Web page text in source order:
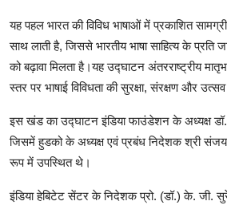
यह पहल भारत की विविध भाषाओं में प्रकाशित सामग्री
साथ लाती है,जिससे भारतीय भाषा साहित्य के प्रति
को बढ़ावा मिलता है।यह उद्घाटन अंतरराष्ट्रीय
स्तर पर भाषाई विविधता की सुरक्षा,संरक्षण और उत्सव
इस खंड का उद्घाटन इंडिया फाउंडेशन के अध्यक्ष डॉ
जिसमें हुडको के अध्यक्ष एवं प्रबंध निदेशक श्री संजय
रूप में उपस्थित थे।
इंडिया हेबिटेट सेंटर के निदेशक प्रो. (डॉ.)के.जी.